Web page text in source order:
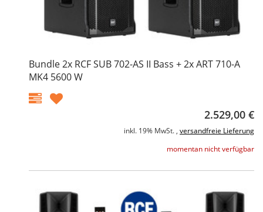
Bundle 2x RCF SUB 702-AS II Bass + 2x ART 710-A
MK4 5600 W
2.529,00 €
inkl. 19% MwSt. , versandfreie Lieferung
momentan nicht verfügbar